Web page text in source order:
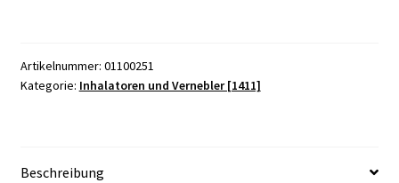
Menge
Artikelnummer: 01100251
Kategorie: Inhalatoren und Vernebler [1411]
Beschreibung